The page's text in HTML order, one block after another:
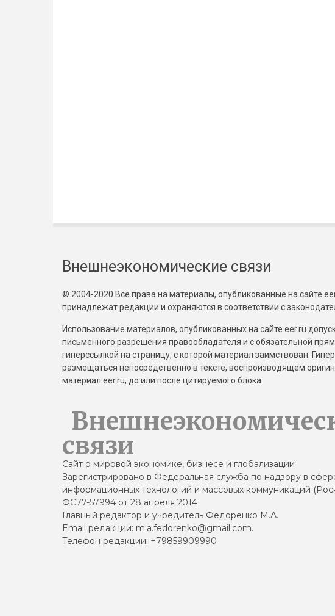
Внешнеэкономические связи
© 2004-2020 Все права на материалы, опубликованные на сайте
принадлежат редакции и охраняются в соответствии с
Использование материалов, опубликованных на сайте eer.ru
письменного разрешения правообладателя и с обязательной
гиперссылкой на страницу, с которой материал заимствован.
размещаться непосредственно в тексте, воспроизводящем
материал eer.ru, до или после цитируемого блока.
связи
Сайт о мировой экономике, бизнесе и глобализации
Зарегистрировано в Федеральная служба по надзору в
информационных технологий и массовых коммуникаций
ФС77-57994 от 28 апреля 2014
Главный редактор и учредитель Федоренко М.А.
Email редакции: m.a.fedorenko@gmail.com.
Телефон редакции: +79859909990